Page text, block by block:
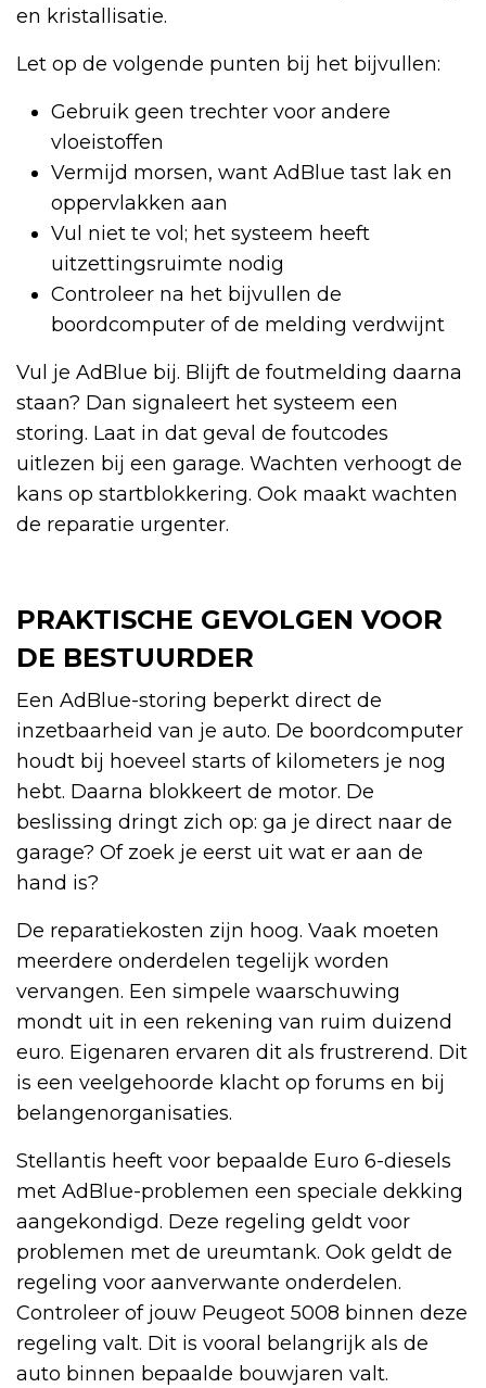
en kristallisatie.
Let op de volgende punten bij het bijvullen:
Gebruik geen trechter voor andere
vloeistoffen
Vermijd morsen, want AdBlue tast lak en
oppervlakken aan
Vul niet te vol; het systeem heeft
uitzettingsruimte nodig
Controleer na het bijvullen de
boordcomputer of de melding verdwijnt
Vul je AdBlue bij. Blijft de foutmelding daarna
staan? Dan signaleert het systeem een
storing. Laat in dat geval de foutcodes
uitlezen bij een garage. Wachten verhoogt de
kans op startblokkering. Ook maakt wachten
de reparatie urgenter.
PRAKTISCHE GEVOLGEN VOOR
DE BESTUURDER
Een AdBlue-storing beperkt direct de
inzetbaarheid van je auto. De boordcomputer
houdt bij hoeveel starts of kilometers je nog
hebt. Daarna blokkeert de motor. De
beslissing dringt zich op: ga je direct naar de
garage? Of zoek je eerst uit wat er aan de
hand is?
De reparatiekosten zijn hoog. Vaak moeten
meerdere onderdelen tegelijk worden
vervangen. Een simpele waarschuwing
mondt uit in een rekening van ruim duizend
euro. Eigenaren ervaren dit als frustrerend. Dit
is een veelgehoorde klacht op forums en bij
belangenorganisaties.
Stellantis heeft voor bepaalde Euro 6-diesels
met AdBlue-problemen een speciale dekking
aangekondigd. Deze regeling geldt voor
problemen met de ureumtank. Ook geldt de
regeling voor aanverwante onderdelen.
Controleer of jouw Peugeot 5008 binnen deze
regeling valt. Dit is vooral belangrijk als de
auto binnen bepaalde bouwjaren valt.